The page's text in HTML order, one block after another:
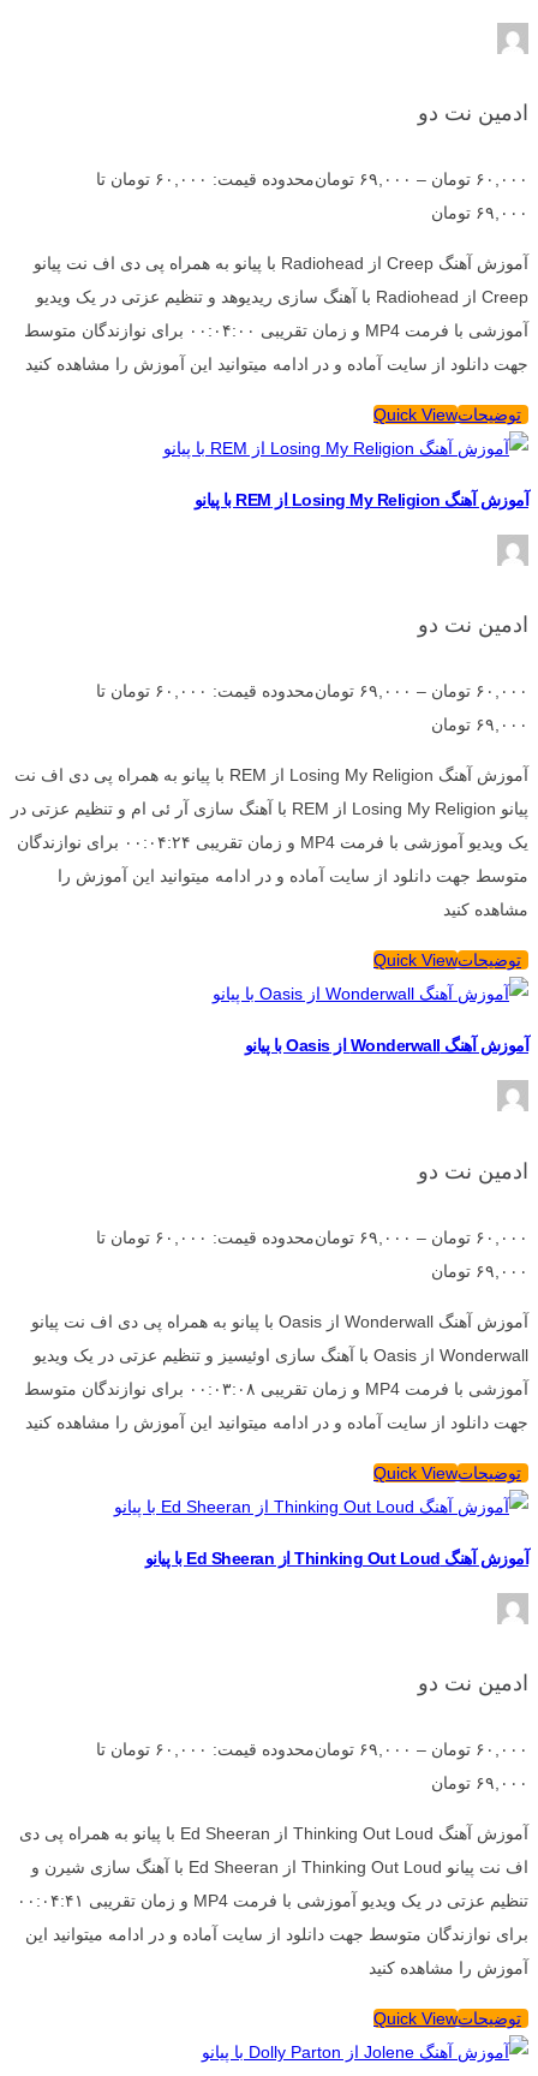
ادمین نت دو
۶۰,۰۰۰ تومان – ۶۹,۰۰۰ تومان
محدوده قیمت: ۶۰,۰۰۰ تومان تا
۶۹,۰۰۰ تومان
آموزش آهنگ Creep از Radiohead با پیانو به همراه پی دی اف نت پیانو
Creep از Radiohead با آهنگ سازی ریدیوهد و تنظیم عزتی در یک ویدیو
آموزشی با فرمت MP4 و زمان تقریبی ۰۰:۰۴:۰۰ برای نوازندگان متوسط
جهت دانلود از سایت آماده و در ادامه میتوانید این آموزش را مشاهده کنید
توضیحاتQuick View
آموزش آهنگ Losing My Religion از REM با پیانو
ادمین نت دو
۶۰,۰۰۰ تومان – ۶۹,۰۰۰ تومان
محدوده قیمت: ۶۰,۰۰۰ تومان تا
۶۹,۰۰۰ تومان
آموزش آهنگ Losing My Religion از REM با پیانو به همراه پی دی اف نت
پیانو Losing My Religion از REM با آهنگ سازی آر ئی ام و تنظیم عزتی در
یک ویدیو آموزشی با فرمت MP4 و زمان تقریبی ۰۰:۰۴:۲۴ برای نوازندگان
متوسط جهت دانلود از سایت آماده و در ادامه میتوانید این آموزش را
مشاهده کنید
توضیحاتQuick View
آموزش آهنگ Wonderwall از Oasis با پیانو
ادمین نت دو
۶۰,۰۰۰ تومان – ۶۹,۰۰۰ تومان
محدوده قیمت: ۶۰,۰۰۰ تومان تا
۶۹,۰۰۰ تومان
آموزش آهنگ Wonderwall از Oasis با پیانو به همراه پی دی اف نت پیانو
Wonderwall از Oasis با آهنگ سازی اوئیسیز و تنظیم عزتی در یک ویدیو
آموزشی با فرمت MP4 و زمان تقریبی ۰۰:۰۳:۰۸ برای نوازندگان متوسط
جهت دانلود از سایت آماده و در ادامه میتوانید این آموزش را مشاهده کنید
توضیحاتQuick View
آموزش آهنگ Thinking Out Loud از Ed Sheeran با پیانو
ادمین نت دو
۶۰,۰۰۰ تومان – ۶۹,۰۰۰ تومان
محدوده قیمت: ۶۰,۰۰۰ تومان تا
۶۹,۰۰۰ تومان
آموزش آهنگ Thinking Out Loud از Ed Sheeran با پیانو به همراه پی دی
اف نت پیانو Thinking Out Loud از Ed Sheeran با آهنگ سازی شیرن و
تنظیم عزتی در یک ویدیو آموزشی با فرمت MP4 و زمان تقریبی ۰۰:۰۴:۴۱
برای نوازندگان متوسط جهت دانلود از سایت آماده و در ادامه میتوانید این
آموزش را مشاهده کنید
توضیحاتQuick View